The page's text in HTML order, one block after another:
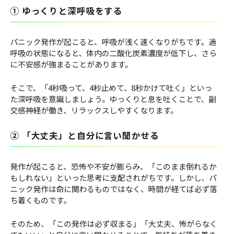
① ゆっくりと深呼吸をする
パニック発作が起こると、呼吸が浅く速くなりがちです。過
呼吸の状態になると、体内の二酸化炭素濃度が低下し、さら
に不安感が強まることがあります。
そこで、「4秒吸って、4秒止めて、8秒かけて吐く」といっ
た深呼吸を意識しましょう。ゆっくりと息を吐くことで、副
交感神経が働き、リラックスしやすくなります。
② 「大丈夫」と自分に言い聞かせる
発作が起こると、恐怖や不安が膨らみ、「このまま倒れるか
もしれない」といった思考に支配されがちです。しかし、パ
ニック発作は命に関わるものではなく、時間が経てば必ず落
ち着くものです。
そのため、「この発作は必ず収まる」「大丈夫、怖がらなく